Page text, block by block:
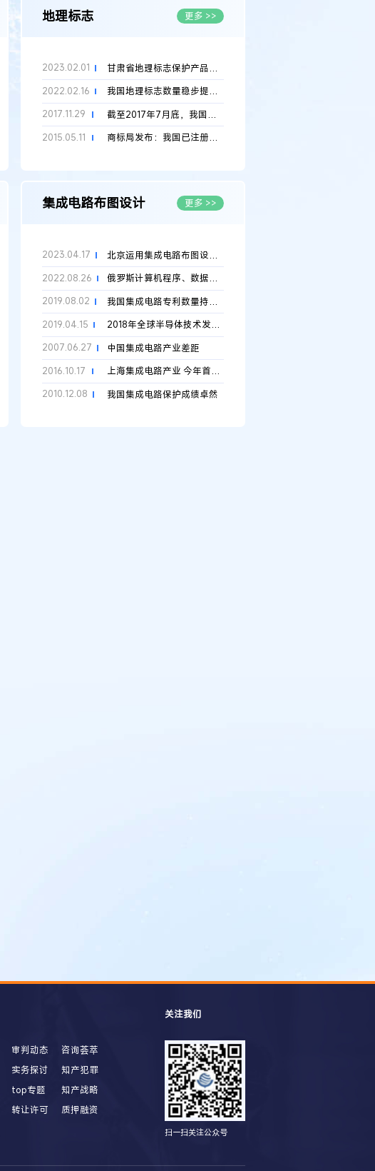
地理标志 更多 >>
2023.02.01
甘肃省地理标志保护产品达67个
2022.02.16
我国地理标志数量稳步提升 累计注册地理标志商标5682件
2017.11.29
截至2017年7月底，我国地理标志商标注册量达3712件，助力区域农业...
2015.05.11
商标局发布：我国已注册和初步审定地理标志分类数据及图表
集成电路布图设计 更多 >>
2023.04.17
北京运用集成电路布图设计数据服务芯片产业链前端设计
2022.08.26
俄罗斯计算机程序、数据库等国家登记申请的数量同比增长16.9%
2019.08.02
我国集成电路专利数量持续增长
2019.04.15
2018年全球半导体技术发明专利排行榜（TOP 100）
2007.06.27
中国集成电路产业差距
2016.10.17
上海集成电路产业 今年首破千亿
2010.12.08
我国集成电路保护成绩卓然
审判动态
咨询荟萃
实务探讨
知产犯罪
top专题
知产战略
转让许可
质押融资
关注我们
扫一扫关注公众号